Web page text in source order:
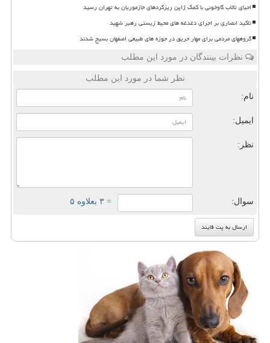
احیای تالاب گاوخونی با کمک ژاپن ریزگردهای جازموریان به تهران رسید
تاکید انصاری بر اجرای دغدغه های محیط زیستی رهبر شهید
گروههای مردمی برای مهار حریق در حوزه های طبیعی اصفهان بسیج شدند
نظرات بینندگان در مورد این مطلب
نظر شما در مورد این مطلب
نام:
ایمیل:
نظر:
سوال: = ۳ بعلاوه ۵